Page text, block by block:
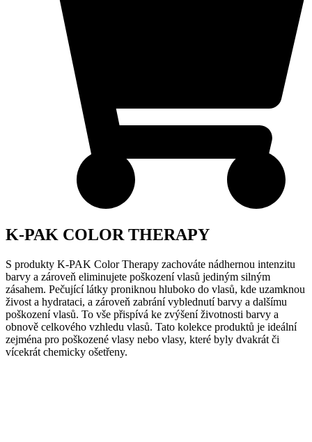
K-PAK COLOR THERAPY
S produkty K-PAK Color Therapy zachováte nádhernou intenzitu
barvy a zároveň eliminujete poškození vlasů jediným silným
zásahem. Pečující látky proniknou hluboko do vlasů, kde uzamknou
živost a hydrataci, a zároveň zabrání vyblednutí barvy a dalšímu
poškození vlasů. To vše přispívá ke zvýšení životnosti barvy a
obnově celkového vzhledu vlasů. Tato kolekce produktů je ideální
zejména pro poškozené vlasy nebo vlasy, které byly dvakrát či
vícekrát chemicky ošetřeny.